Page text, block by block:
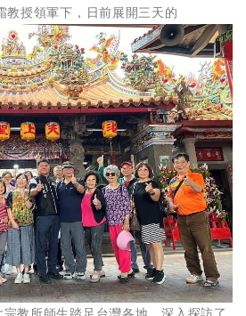
授領軍下，日前展開三天的